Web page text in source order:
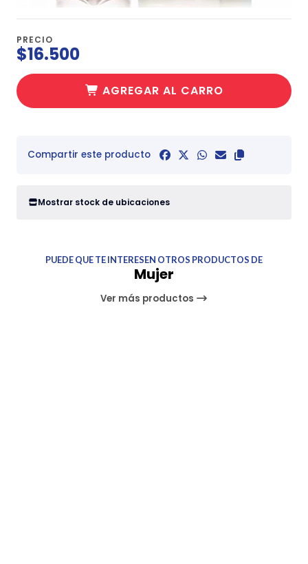
PRECIO
$16.500
AGREGAR AL CARRO
Compartir este producto
Mostrar stock de ubicaciones
PUEDE QUE TE INTERESEN OTROS PRODUCTOS DE
Mujer
Ver más productos